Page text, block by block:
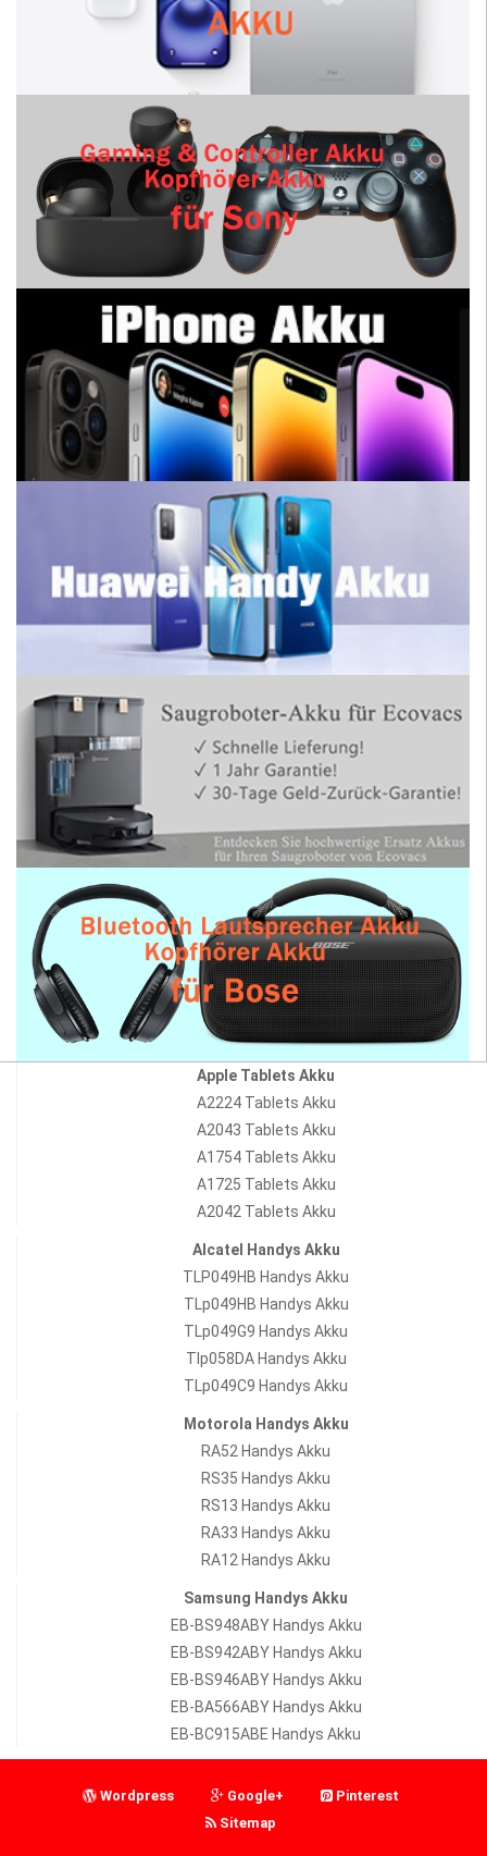
Apple Tablets Akku
A2224 Tablets Akku
A2043 Tablets Akku
A1754 Tablets Akku
A1725 Tablets Akku
A2042 Tablets Akku
Alcatel Handys Akku
TLP049HB Handys Akku
TLp049HB Handys Akku
TLp049G9 Handys Akku
Tlp058DA Handys Akku
TLp049C9 Handys Akku
Motorola Handys Akku
RA52 Handys Akku
RS35 Handys Akku
RS13 Handys Akku
RA33 Handys Akku
RA12 Handys Akku
Samsung Handys Akku
EB-BS948ABY Handys Akku
EB-BS942ABY Handys Akku
EB-BS946ABY Handys Akku
EB-BA566ABY Handys Akku
EB-BC915ABE Handys Akku
Wordpress Google+
Pinterest
Sitemap